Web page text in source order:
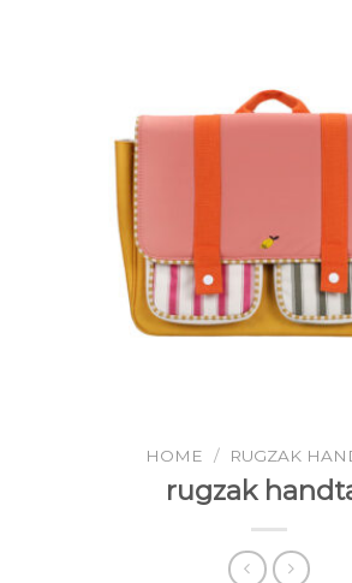
HOME / RUGZAK
rugzak